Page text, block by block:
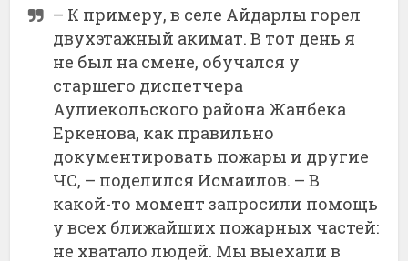
– К примеру, в селе Айдарлы горел
двухэтажный акимат. В тот день я
не был на смене, обучался у
старшего диспетчера
Аулиекольского района Жанбека
Еркенова, как правильно
документировать пожары и другие
ЧС, – поделился Исмаилов. – В
какой-то момент запросили помощь
у всех ближайших пожарных частей:
не хватало людей. Мы выехали в